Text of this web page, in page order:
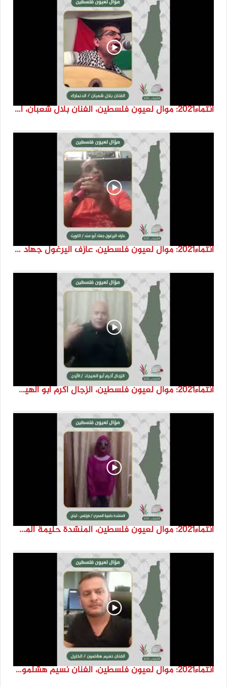
انتماء2021: موال لعيون فلسطين، الفنان بلال شعبان، الدنمارك
انتماء2021: موال لعيون فلسطين، عازف اليرغول جهاد أبو سند، الكويت
انتماء2021: موال لعيون فلسطين، الزجال أكرم أبو الهيجا، الاردن
انتماء2021: موال لعيون فلسطين، المنشدة حليمة المصري، لبنان
انتماء2021: موال لعيون فلسطين، الفنان نسيم هشلمون، فلسطين